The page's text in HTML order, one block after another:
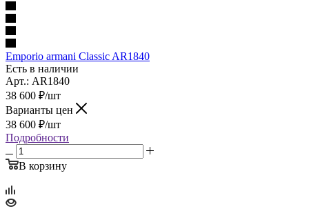
Emporio armani Classic AR1840
Есть в наличии
Арт.: AR1840
38 600 ₽/шт
Варианты цен
38 600 ₽/шт
Подробности
В корзину